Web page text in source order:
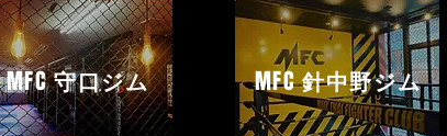
守口ジム MFC針中野ジム